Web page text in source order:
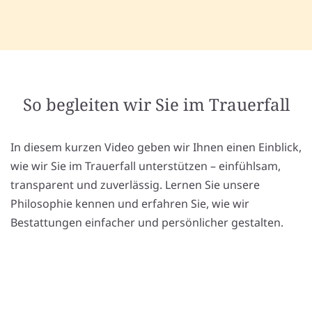
So begleiten wir Sie im Trauerfall
In diesem kurzen Video geben wir Ihnen einen Einblick,
wie wir Sie im Trauerfall unterstützen – einfühlsam,
transparent und zuverlässig. Lernen Sie unsere
Philosophie kennen und erfahren Sie, wie wir
Bestattungen einfacher und persönlicher gestalten.